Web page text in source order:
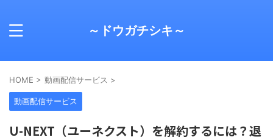
～ドウガチシキ～
HOME > 動画配信サービス >
動画配信サービス
U-NEXT（ユーネクスト）を解約するには？退